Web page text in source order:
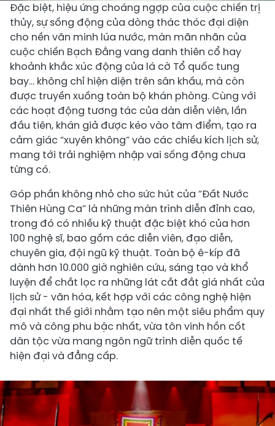
Đặc biệt, hiệu ứng choáng ngợp của cuộc chiến trị
thủy, sự sống động của dòng thác thóc đại diện
cho nền văn minh lúa nước, màn mãn nhãn của
cuộc chiến Bạch Đằng vang danh thiên cổ hay
khoảnh khắc xúc động của lá cờ Tổ quốc tung
bay… không chỉ hiện diện trên sân khấu, mà còn
được truyền xuống toàn bộ khán phòng. Cùng với
các hoạt động tương tác của dàn diễn viên, lần
đầu tiên, khán giả được kéo vào tâm điểm, tạo ra
cảm giác “xuyên không” vào các chiều kích lịch sử,
mang tới trải nghiệm nhập vai sống động chưa
từng có.
Góp phần không nhỏ cho sức hút của “Đất Nước
Thiên Hùng Ca” là những màn trình diễn đỉnh cao,
trong đó có nhiều kỹ thuật đặc biệt khó của hơn
100 nghệ sĩ, bao gồm các diễn viên, đạo diễn,
chuyên gia, đội ngũ kỹ thuật. Toàn bộ ê-kíp đã
dành hơn 10.000 giờ nghiên cứu, sáng tạo và khổ
luyện để chắt lọc ra những lát cắt đắt giá nhất của
lịch sử - văn hóa, kết hợp với các công nghệ hiện
đại nhất thế giới nhằm tạo nên một siêu phẩm quy
mô và công phu bậc nhất, vừa tôn vinh hồn cốt
dân tộc vừa mang ngôn ngữ trình diễn quốc tế
hiện đại và đẳng cấp.